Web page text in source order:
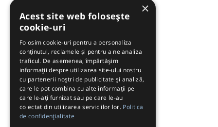
×
Acest site web folosește
cookie-uri
Folosim cookie-uri pentru a personaliza
conținutul, reclamele și pentru a ne analiza
traficul. De asemenea, împărtășim
informații despre utilizarea site-ului nostru
cu partenerii noștri de publicitate și analiză,
care le pot combina cu alte informații pe
care le-ați furnizat sau pe care le-au
colectat din utilizarea serviciilor lor. Politica
de confidențialitate